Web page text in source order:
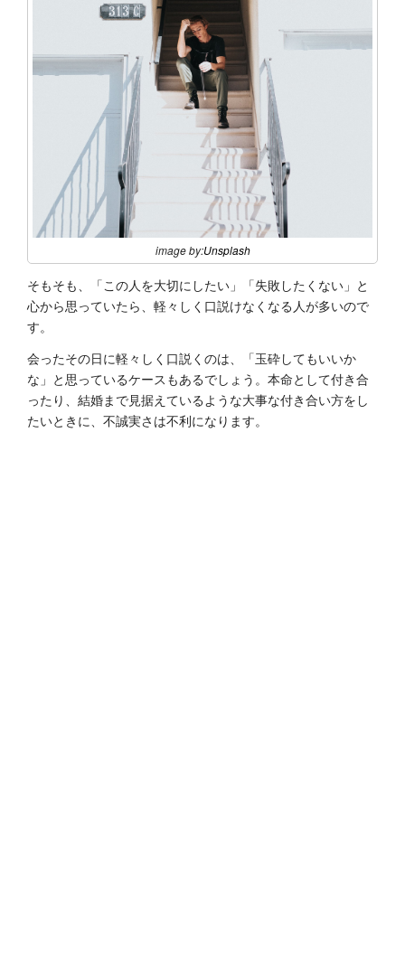
image by:Unsplash
そもそも、「この人を大切にしたい」「失敗したくない」と
心から思っていたら、軽々しく口説けなくなる人が多いので
す。
会ったその日に軽々しく口説くのは、「玉砕してもいいか
な」と思っているケースもあるでしょう。本命として付き合
ったり、結婚まで見据えているような大事な付き合い方をし
たいときに、不誠実さは不利になります。